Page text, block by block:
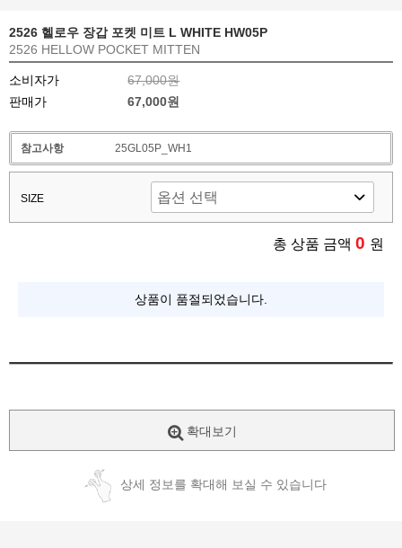
2526 헬로우 장갑 포켓 미트 L WHITE HW05P
2526 HELLOW POCKET MITTEN
소비자가
67,000원
판매가
67,000원
참고사항 25GL05P_WH1
SIZE
총 상품 금액 0 원
상품이 품절되었습니다.
확대보기
상세 정보를 확대해 보실 수 있습니다